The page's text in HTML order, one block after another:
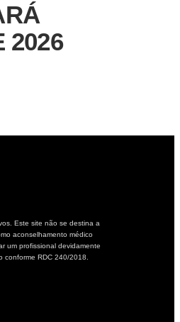
2026
Este site não se destina a
aconselhamento médico
um profissional devidamente
RDC 240/2018.